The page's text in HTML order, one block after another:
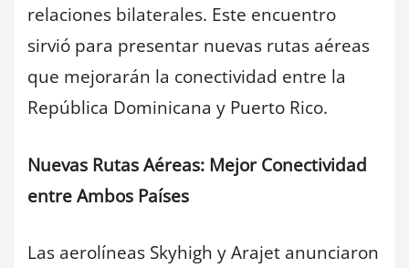
relaciones bilaterales. Este encuentro
sirvió para presentar nuevas rutas aéreas
que mejorarán la conectividad entre la
República Dominicana y Puerto Rico.
Nuevas Rutas Aéreas: Mejor Conectividad
entre Ambos Países
Las aerolíneas Skyhigh y Arajet anunciaron